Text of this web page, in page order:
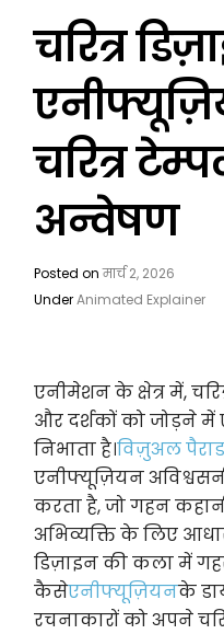
चरित्र
चरित्र
अन्वेषण
Posted onमार्च 2, 2026
UnderAnimated Explainer
एनीमेशन के क्षेत्र में,
और दर्शकों को जोड़ने
निभाता है।विज़ुअल
एनीफ्यूज़ियन
करता है, जो गहन
अभिव्यक्ति के लिए
डिज़ाइन की कला में
कैसेएनीफ्यूज़ियनके
रचनाकारों को अपने